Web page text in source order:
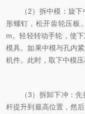
（2）拆中模：旋下
形螺钉，松开齿轮压板
m。轻轻转动手轮，使
模具。如果中模与孔内
机件。此时，取下中模压
（3）拆卸下冲：先
杆提升到最高位置，然